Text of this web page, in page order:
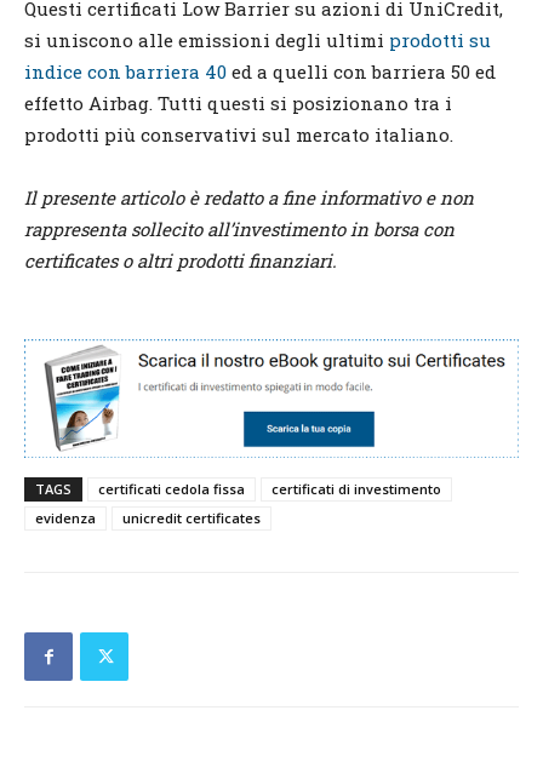
Questi certificati Low Barrier su azioni di UniCredit,
si uniscono alle emissioni degli ultimi prodotti su
indice con barriera 40 ed a quelli con barriera 50 ed
effetto Airbag. Tutti questi si posizionano tra i
prodotti più conservativi sul mercato italiano.
Il presente articolo è redatto a fine informativo e non
rappresenta sollecito all’investimento in borsa con
certificates o altri prodotti finanziari.
TAGS certificati cedola fissa
certificati di investimento
evidenza
unicredit certificates